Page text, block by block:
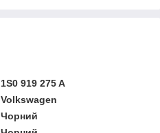
1S0 919 275 A
Volkswagen
Чорний